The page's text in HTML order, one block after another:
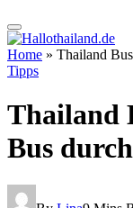
Home » Thailand
Tipps
Thailand
Bus